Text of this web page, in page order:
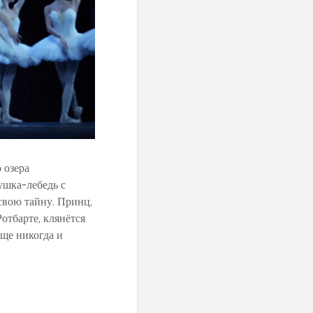
лебедь с
тайну. Принц,
клянётся
никогда и